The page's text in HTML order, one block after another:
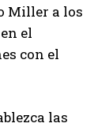
Miller a los
el
con el
las